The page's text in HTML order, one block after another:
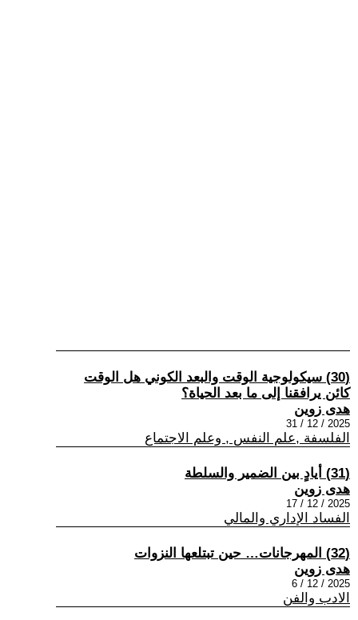
(30) سيكولوجية الوقت والبعد الكوني هل الوقت
كائن يرافقنا إلى ما بعد الحياة؟
هدى زوين
2025 / 12 / 31
الفلسفة ,علم النفس , وعلم الاجتماع
(31) أيادٍ بين الضمير والسلطة
هدى زوين
2025 / 12 / 17
الفساد الإداري والمالي
(32) المهرجانات… حين تبتلعها النزوات
هدى زوين
2025 / 12 / 6
الادب والفن